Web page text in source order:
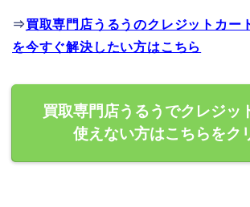
⇒買取専門店うるうのクレジットカー
を今すぐ解決したい方はこちら
買取専門店うるうでクレジッ
使えない方はこちらをク